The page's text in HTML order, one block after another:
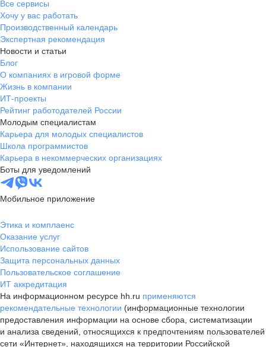
Все сервисы
Хочу у вас работать
Производственный календарь
Экспертная рекомендация
Новости и статьи
Блог
О компаниях в игровой форме
Жизнь в компании
ИТ-проекты
Рейтинг работодателей России
Молодым специалистам
Карьера для молодых специалистов
Школа программистов
Карьера в некоммерческих организациях
Боты для уведомлений
Мобильное приложение
Этика и комплаенс
Оказание услуг
Использование сайтов
Защита персональных данных
Пользовательское соглашение
ИТ аккредитация
На информационном ресурсе hh.ru применяются
рекомендательные технологии (информационные технологии
предоставления информации на основе сбора, систематизации
и анализа сведений, относящихся к предпочтениям пользователей
сети «Интернет», находящихся на территории Российской